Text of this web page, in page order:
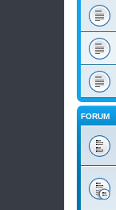
FORUM